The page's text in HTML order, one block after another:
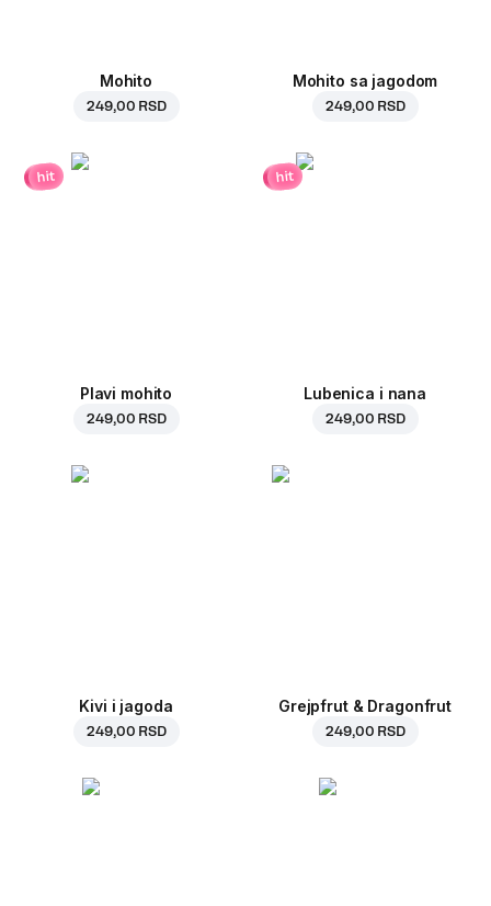
Mohito
249,00 RSD
Mohito sa jagodom
249,00 RSD
hit
Plavi mohito
249,00 RSD
hit
Lubenica i nana
249,00 RSD
Kivi i jagoda
249,00 RSD
Grejpfrut & Dragonfrut
249,00 RSD